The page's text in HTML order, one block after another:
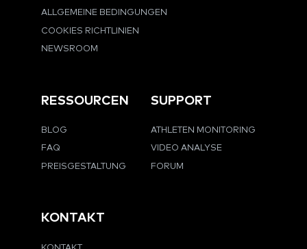
ALLGEMEINE BEDINGUNGEN
COOKIES RICHTLINIEN
NEWSROOM
RESSOURCEN
BLOG
FAQ
PREISGESTALTUNG
SUPPORT
ATHLETEN MONITORING
VIDEO ANALYSE
FORUM
KONTAKT